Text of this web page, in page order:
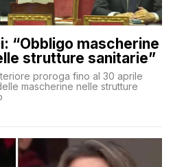
“Obbligo mascherine
strutture sanitarie”
proroga fino al 30 aprile
mascherine nelle strutture